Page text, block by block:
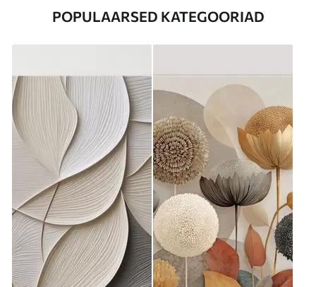
POPULAARSED KATEGOORIAD